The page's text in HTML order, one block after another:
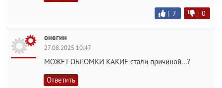
| 7 | 0
онегин
27.08.2025 10:47
МОЖЕТ ОБЛОМКИ КАКИЕ стали причиной...?
Ответить